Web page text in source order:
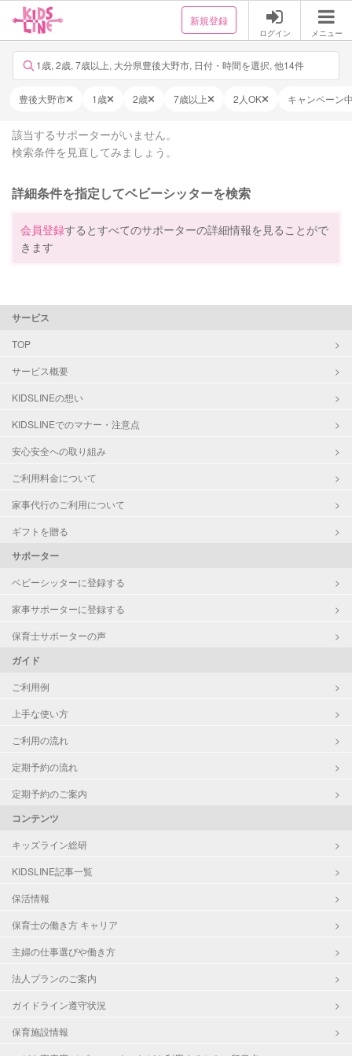
新規登録
ログイン メニュー
1歳, 2歳, 7歳以上, 大分県豊後大野市, 日付・時間を選択, 他14件
豊後大野市 1歳 2歳 7歳以上 2人OK キャンペーン
該当するサポーターがいません。
検索条件を見直してみましょう。
詳細条件を指定してベビーシッターを検索
会員登録するとすべてのサポーターの詳細情報を見ることがで
きます
サービス
TOP
サービス概要
KIDSLINEの想い
KIDSLINEでのマナー・注意点
安心安全への取り組み
ご利用料金について
家事代行のご利用について
ギフトを贈る
サポーター
ベビーシッターに登録する
家事サポーターに登録する
保育士サポーターの声
ガイド
ご利用例
上手な使い方
ご利用の流れ
定期予約の流れ
定期予約のご案内
コンテンツ
キッズライン総研
KIDSLINE記事一覧
保活情報
保育士の働き方 キャリア
主婦の仕事選びや働き方
法人プランのご案内
ガイドライン遵守状況
保育施設情報